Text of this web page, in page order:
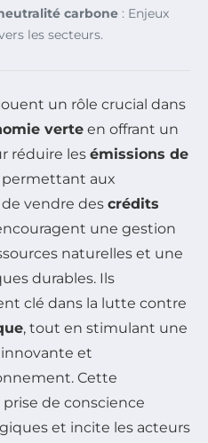
carbone : Enjeux
les secteurs.
un rôle crucial dans
verte en offrant un
réduire les émissions de
permettant aux
vendre des crédits
une gestion
naturelles et une
durables. Ils
clé dans la lutte contre
, tout en stimulant une
et
Cette
de conscience
et incite les acteurs